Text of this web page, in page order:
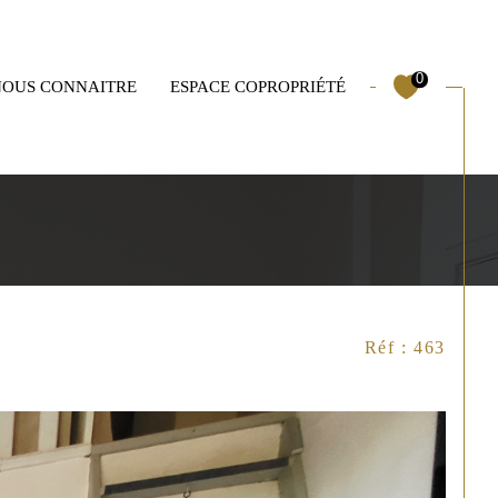
Mas Garages
CONNAITRE ESPACE COPROPRIÉTÉ 0
Réf : 463